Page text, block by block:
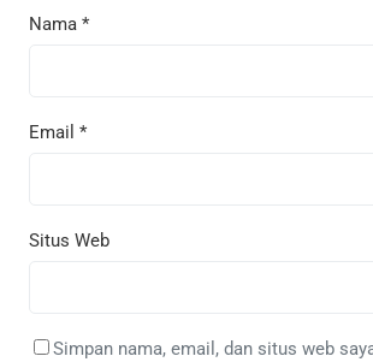
Nama *
Email *
Situs Web
Simpan nama, email, dan situs web